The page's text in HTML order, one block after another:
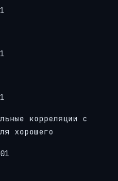
корреляции с
хорошего